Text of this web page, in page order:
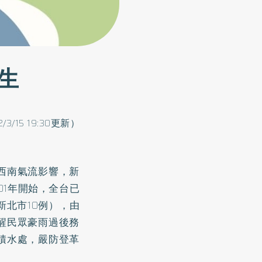
15 19:30更新）
南氣流影響，新
年開始，全台已
北市10例），由
民眾豪雨過後務
水處，嚴防登革